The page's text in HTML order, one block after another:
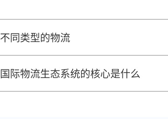
不同类型的物流
国际物流生态系统的核心是什么